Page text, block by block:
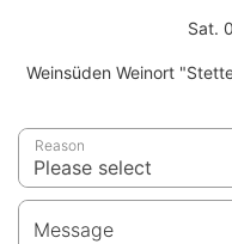
Sat.
Weinsüden Weinort
Reason
Message